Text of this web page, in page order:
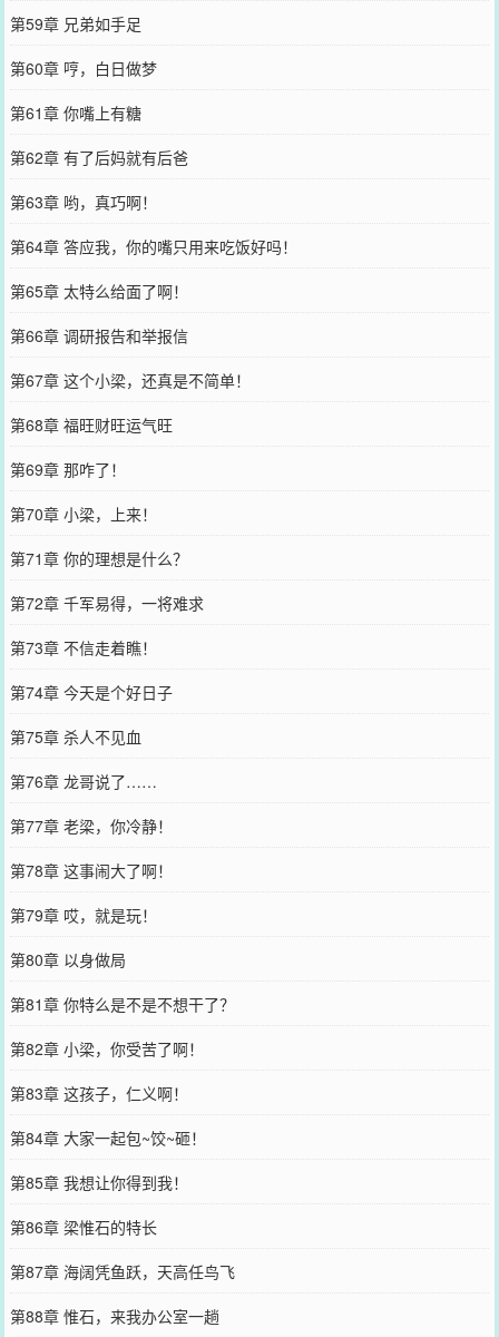
第59章 兄弟如手足
第60章 哼，白日做梦
第61章 你嘴上有糖
第62章 有了后妈就有后爸
第63章 哟，真巧啊！
第64章 答应我，你的嘴只用来吃饭好吗！
第65章 太特么给面了啊！
第66章 调研报告和举报信
第67章 这个小梁，还真是不简单！
第68章 福旺财旺运气旺
第69章 那咋了！
第70章 小梁，上来！
第71章 你的理想是什么？
第72章 千军易得，一将难求
第73章 不信走着瞧！
第74章 今天是个好日子
第75章 杀人不见血
第76章 龙哥说了……
第77章 老梁，你冷静！
第78章 这事闹大了啊！
第79章 哎，就是玩！
第80章 以身做局
第81章 你特么是不是不想干了？
第82章 小梁，你受苦了啊！
第83章 这孩子，仁义啊！
第84章 大家一起包~饺~砸！
第85章 我想让你得到我！
第86章 梁惟石的特长
第87章 海阔凭鱼跃，天高任鸟飞
第88章 惟石，来我办公室一趟